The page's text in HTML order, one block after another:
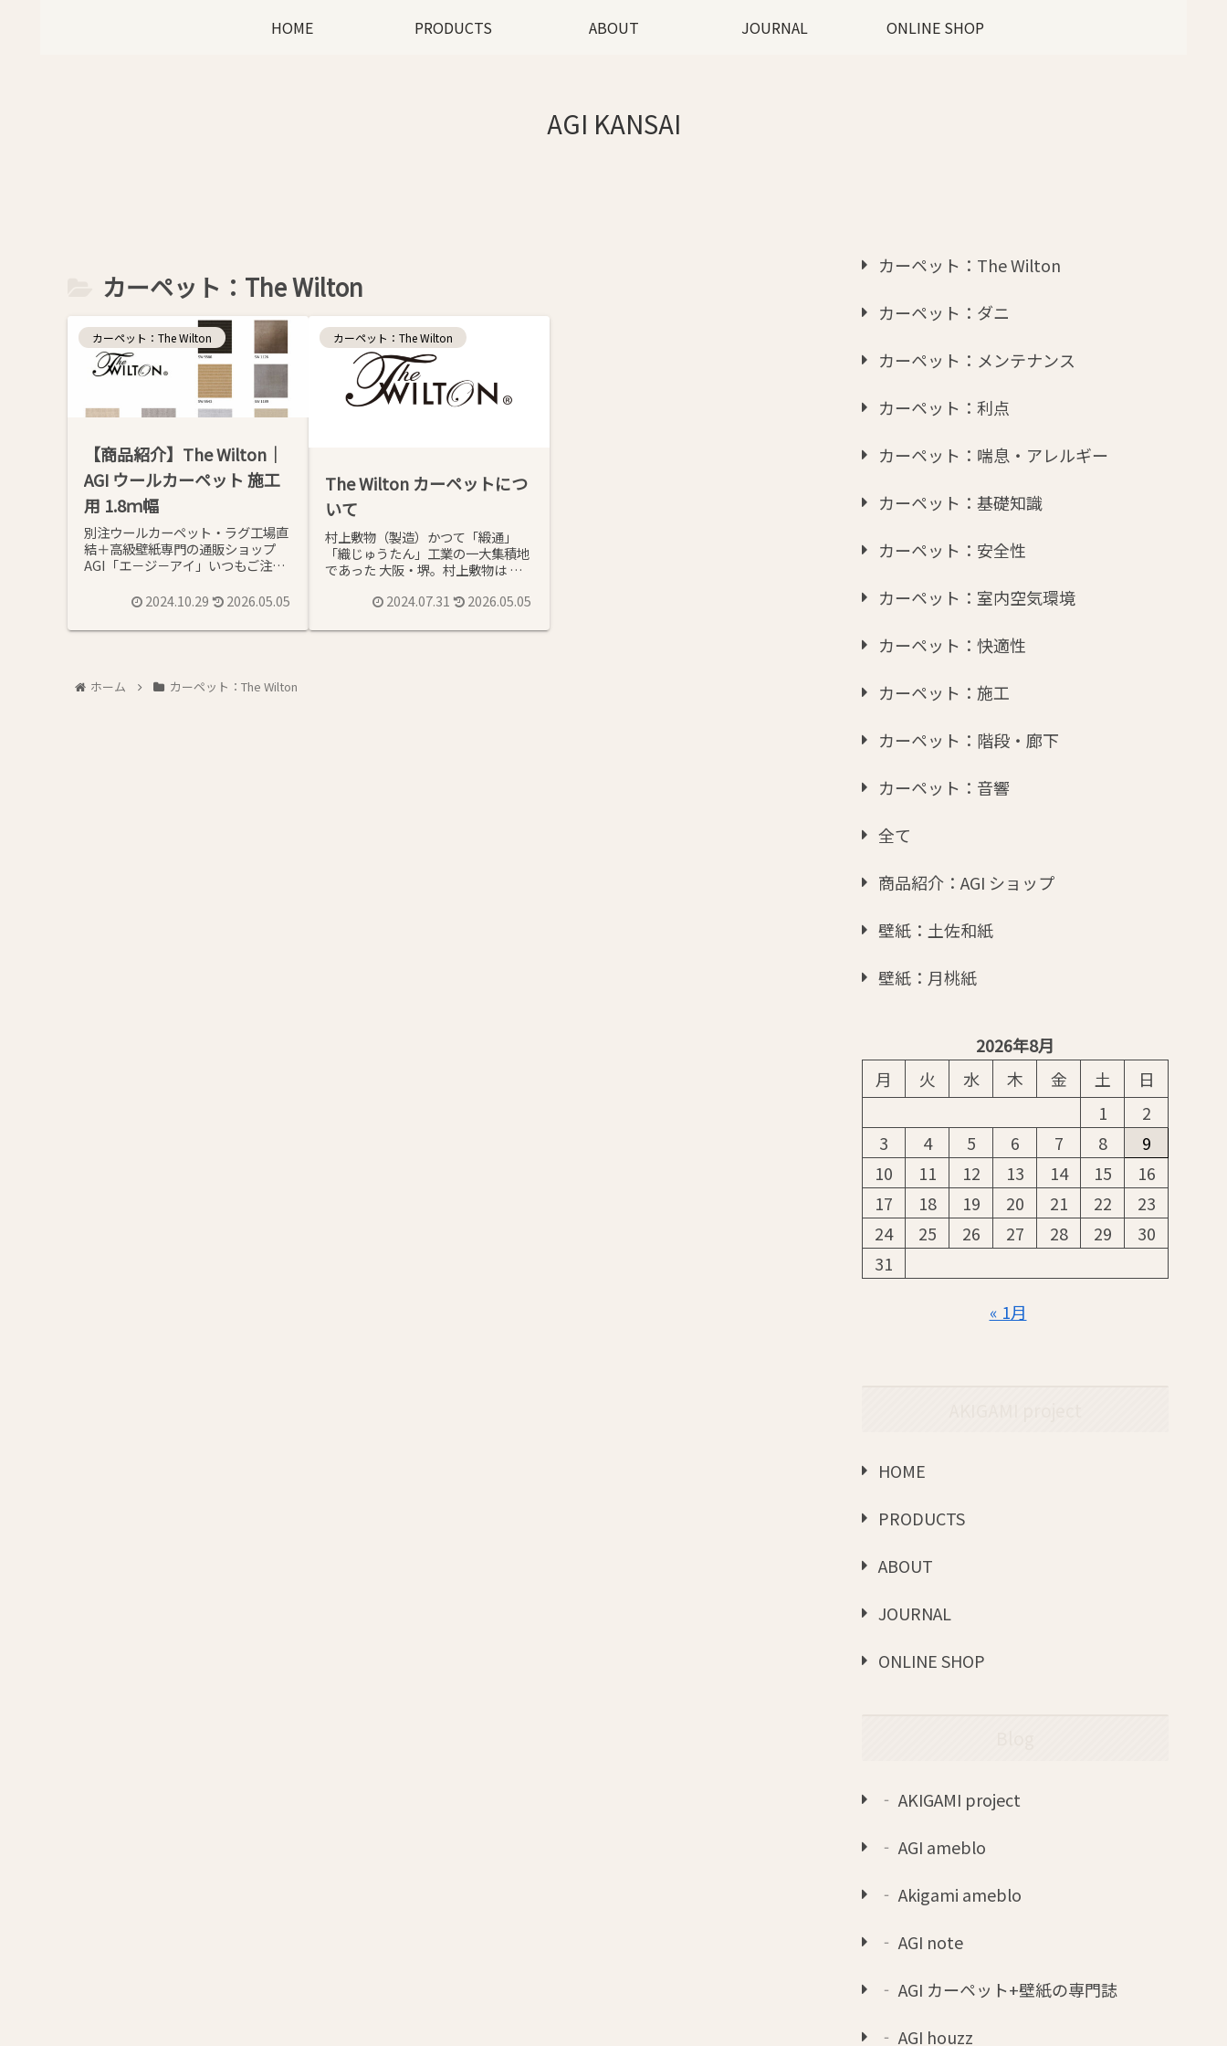
AGI KANSAI
HOME PRODUCTS ABOUT JOURNAL ONLINE SHOP
カーペット：The Wilton
カーペット：The Wilton
【商品紹介】The Wilton｜
AGI ウールカーペット 施工
用 1.8ｍ幅
別注ウールカーペット・ラグ工場直
結＋高級壁紙専門の通販ショップ
AGI「エ－ジ－アイ」いつもご注文
ベート空間の床を一流ホテルの品...
2024.10.29 2026.05.05
カーペット：The Wilton
The Wilton カーペットにつ
いて
村上敷物（製造）かつて「緞通」
「織じゅうたん」工業の一大集積地
であった 大阪・堺。村上敷物は そ
ています。創業以来、高級ホテル
2024.07.31 2026.05.05
ホーム カーペット：The Wilton
カーペット：The Wilton
カーペット：ダニ
カーペット：メンテナンス
カーペット：利点
カーペット：喘息・アレルギー
カーペット：基礎知識
カーペット：安全性
カーペット：室内空気環境
カーペット：快適性
カーペット：施工
カーペット：階段・廊下
カーペット：音響
全て
商品紹介：AGI ショップ
壁紙：土佐和紙
壁紙：月桃紙
2026年8月
月
火 水 木 金 土
日
1
2
3
4 5 6 7 8
9
10
11 12 13 14 15
16
17
18 19 20 21 22
23
24
25 26 27 28 29
30
31
« 1月
HOME
PRODUCTS
ABOUT
JOURNAL
ONLINE SHOP
‐ AKIGAMI project
‐ AGI ameblo
‐ Akigami ameblo
‐ AGI note
‐ AGI カーペット+壁紙の専門誌
‐ AGI houzz